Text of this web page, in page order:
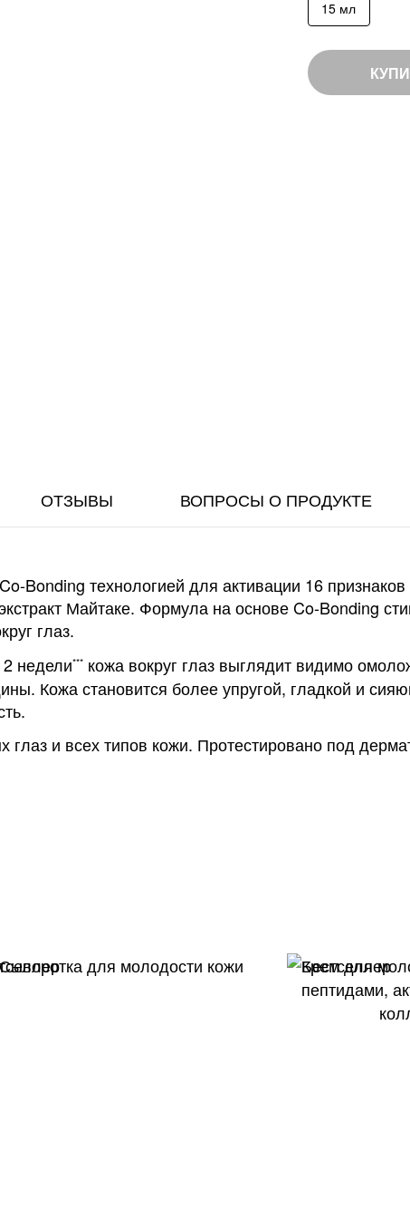
15 мл
ОТЗЫВЫ ВОПРОСЫ О ПРОДУКТЕ
Bonding технологией для активации 16
Майтаке. Формула на основе Co-Bonding
глаз.
недели*** кожа вокруг глаз выглядит видимо
Кожа становится более упругой, гладкой и
глаз и всех типов кожи. Протестировано под